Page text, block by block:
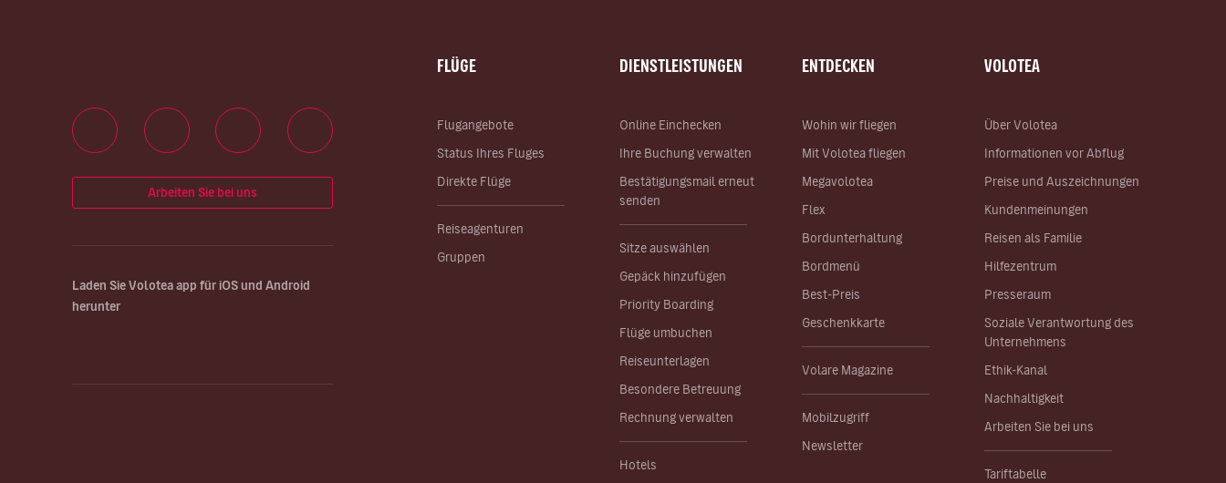
FLÜGE
Flugangebote
Status Ihres Fluges
Direkte Flüge
Reiseagenturen
Gruppen
DIENSTLEISTUNGEN
Online Einchecken
Ihre Buchung verwalten
Bestätigungsmail erneut
senden
Sitze auswählen
Gepäck hinzufügen
Priority Boarding
Flüge umbuchen
Reiseunterlagen
Besondere Betreuung
Rechnung verwalten
Hotels
ENTDECKEN
Wohin wir fliegen
Mit Volotea fliegen
Megavolotea
Flex
Bordunterhaltung
Bordmenü
Best-Preis
Geschenkkarte
Volare Magazine
Mobilzugriff
Newsletter
VOLOTEA
Über Volotea
Informationen vor Abflug
Preise und Auszeichnungen
Kundenmeinungen
Reisen als Familie
Hilfezentrum
Presseraum
Soziale Verantwortung des
Unternehmens
Ethik-Kanal
Nachhaltigkeit
Arbeiten Sie bei uns
Tariftabelle
Arbeiten Sie bei uns
Laden Sie Volotea app für iOS und Android
herunter